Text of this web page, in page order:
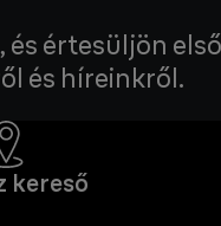
értesüljön
és híreinkről.
kereső